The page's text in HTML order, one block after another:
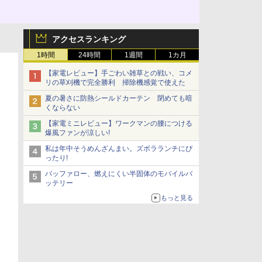
アクセスランキング
1時間 24時間 1週間 1カ月
【家電レビュー】手ごわい雑草との戦い、コメ
リの草刈機で完全勝利 掃除機感覚で使えた
夏の暑さに防熱シールドカーテン 閉めても暗
くならない
【家電ミニレビュー】ワークマンの腰につける
爆風ファンが涼しい!
私は年中そうめんざんまい。ズボラランチにぴ
ったり!
バッファロー、燃えにくい半固体のモバイルバ
ッテリー
もっと見る